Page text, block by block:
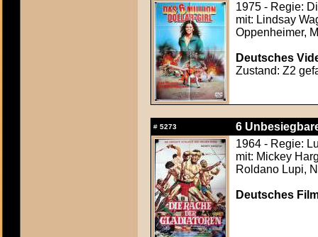
1975 - Regie:
mit: Lindsay
Oppenheimer,
Deutsches
Zustand: Z2
# 5273
6
1964 - Regie:
mit: Mickey
Roldano Lupi,
Deutsches